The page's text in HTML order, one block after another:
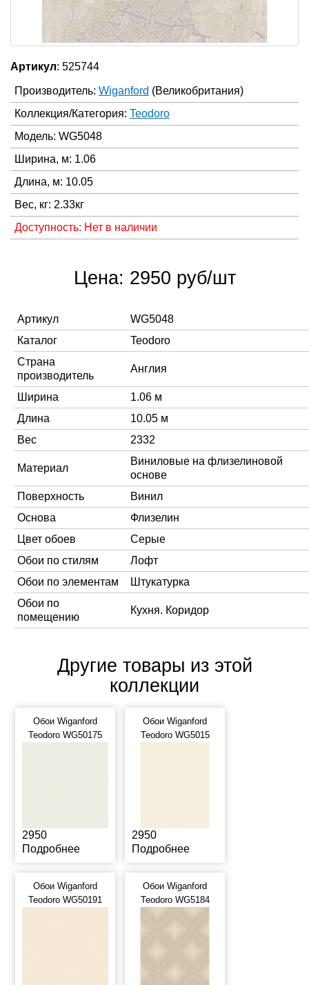
Артикул: 525744
Производитель: Wiganford (Великобритания)
Коллекция/Категория: Teodoro
Модель: WG5048
Ширина, м: 1.06
Длина, м: 10.05
Вес, кг: 2.33кг
Доступность: Нет в наличии
Цена: 2950 руб/шт
Артикул
WG5048
Каталог
Teodoro
Страна
производитель
Англия
Ширина
1.06 м
Длина
10.05 м
Вес
2332
Материал
Виниловые на флизелиновой
основе
Поверхность
Винил
Основа
Флизелин
Цвет обоев
Серые
Обои по стилям
Лофт
Обои по элементам
Штукатурка
Обои по
помещению
Кухня. Коридор
Другие товары из этой
коллекции
Обои Wiganford
Teodoro WG50175
2950
Подробнее
Обои Wiganford
Teodoro WG5015
2950
Подробнее
Обои Wiganford
Teodoro WG50191
Обои Wiganford
Teodoro WG5184